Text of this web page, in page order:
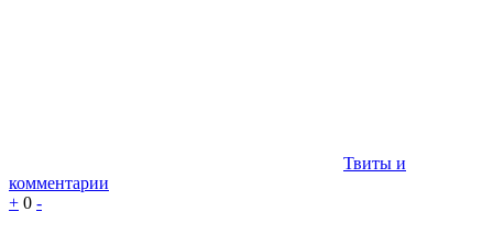
Твиты и
комментарии
+ 0 -